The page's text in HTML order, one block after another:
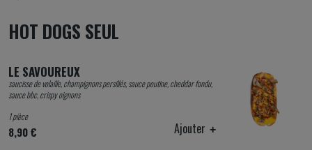
HOT DOGS SEUL
LE SAVOUREUX
saucisse de volaille, champignons persillés, sauce poutine, cheddar fondu,
sauce bbc, crispy oignons
1 pièce
8,90 € Ajouter